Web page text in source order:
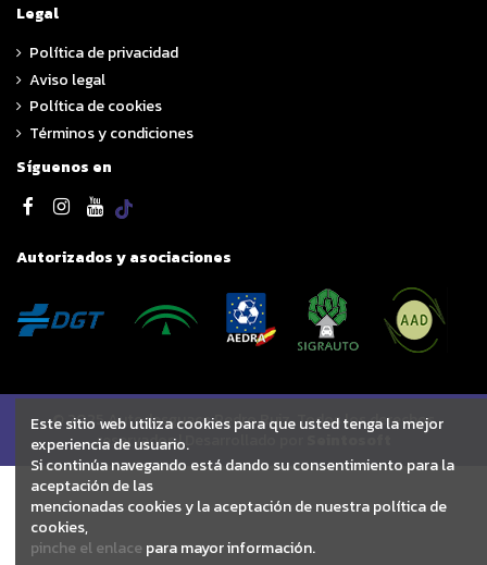
Legal
Política de privacidad
Aviso legal
Política de cookies
Términos y condiciones
Síguenos en
Autorizados y asociaciones
© 2025 Autodesguace Pedro Ruiz. Todos los derechos
reservados | Desarrollado por
Este sitio web utiliza cookies para que usted tenga la mejor
experiencia de usuario.
Si continúa navegando está dando su consentimiento para la
aceptación de las
mencionadas cookies y la aceptación de nuestra política de
cookies,
pinche el enlace para mayor información.